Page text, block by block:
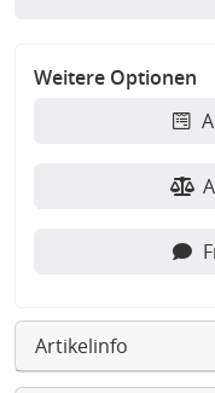
Weitere Optionen
Artikelinfo